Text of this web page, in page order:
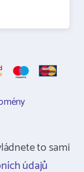
to sami
údajů